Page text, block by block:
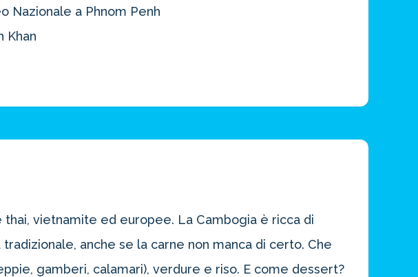
Nazionale a Phnom Penh
Khan
vietnamite ed europee. La Cambogia è ricca di
anche se la carne non manca di certo. Che
gamberi, calamari), verdure e riso. E come dessert?